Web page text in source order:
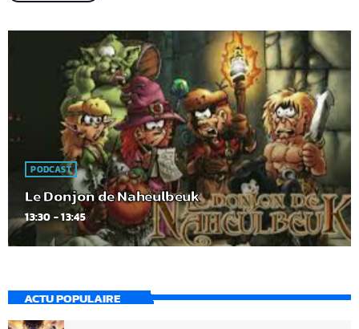
PODCAST
Le Donjon de Naheulbeuk
13:30 - 13:45
ACTU POPULAIRE